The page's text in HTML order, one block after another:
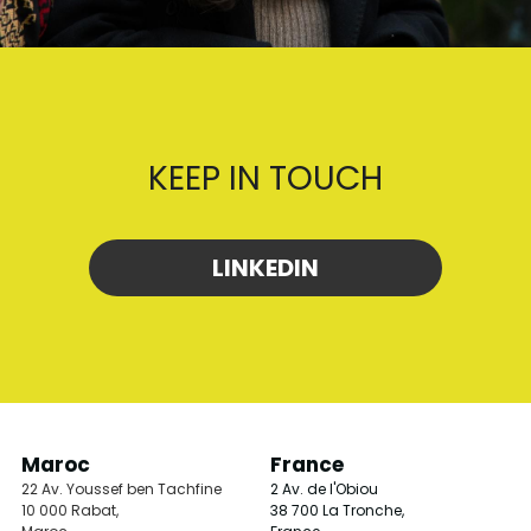
KEEP IN TOUCH
LINKEDIN
Maroc
22 Av. Youssef ben Tachfine
10 000 Rabat,
France
2 Av. de l'Obiou
38 700 La Tronche,